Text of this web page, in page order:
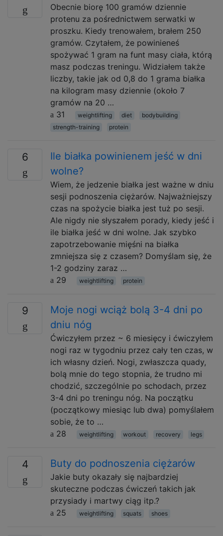
Obecnie biorę 100 gramów dziennie
protenu za pośrednictwem serwatki w
proszku. Kiedy trenowałem, brałem 250
gramów. Czytałem, że powinieneś
spożywać 1 gram na funt masy ciała, którą
masz podczas treningu. Widziałem także
liczby, takie jak od 0,8 do 1 grama białka
na kilogram masy dziennie (około 7
gramów na 20 …
31
weightlifting diet
bodybuilding
strength-training
protein
6
Ile białka powinienem jeść w dni
wolne?
Wiem, że jedzenie białka jest ważne w dniu
sesji podnoszenia ciężarów. Najważniejszy
czas na spożycie białka jest tuż po sesji.
Ale nigdy nie słyszałem porady, kiedy jeść i
ile białka jeść w dni wolne. Jak szybko
zapotrzebowanie mięśni na białka
zmniejsza się z czasem? Domyślam się, że
1-2 godziny zaraz …
29
weightlifting protein
9
Moje nogi wciąż bolą 3-4 dni po
dniu nóg
Ćwiczyłem przez ~ 6 miesięcy i ćwiczyłem
nogi raz w tygodniu przez cały ten czas, w
ich własny dzień. Nogi, zwłaszcza quady,
bolą mnie do tego stopnia, że ​​trudno mi
chodzić, szczególnie po schodach, przez
3-4 dni po treningu nóg. Na początku
(początkowy miesiąc lub dwa) pomyślałem
sobie, że to …
28
weightlifting workout recovery legs
4 Buty do podnoszenia ciężarów
Jakie buty okazały się najbardziej
skuteczne podczas ćwiczeń takich jak
przysiady i martwy ciąg itp.?
25
weightlifting squats shoes